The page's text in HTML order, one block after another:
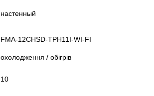
настенный
FMA-12CHSD-TPH11I-WI-FI
охолодження / обігрів
10